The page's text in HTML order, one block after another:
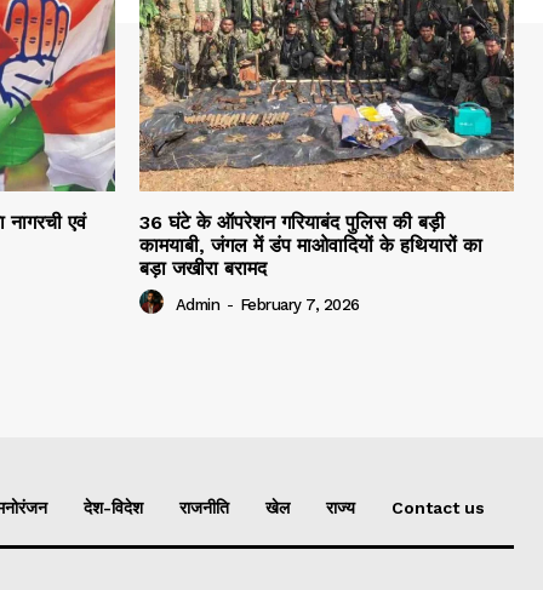
नागरची एवं
36 घंटे के ऑपरेशन गरियाबंद पुलिस की बड़ी
कामयाबी, जंगल में डंप माओवादियों के हथियारों का
बड़ा जखीरा बरामद
Admin - February 7, 2026
देश-विदेश राजनीति खेल राज्य Contact us